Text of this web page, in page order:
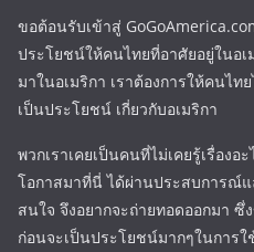
ขอต้อนรับเข้าสู่
ประโยชน์ให้คนไทยที่อาศัยอยู่ในอเ
มาในอเมริกา เราต้องการให้คนไ
เป็นประโยชน์ เกี่ยวกับอเมริกา
พวกเราเคยเป็นคนที่ไม่เคยรู้เรื่องอ
โอกาสมาที่นี่ ได้ผ่านประสบการณ์แ
สนใจ จึงอยากจะถ่ายทอดออกมา ซึ่
ก่อนจะเป็นประโยชน์มากๆในการใ